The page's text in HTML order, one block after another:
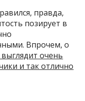
правда,
позирует в
Впрочем, о
очень
и так отлично